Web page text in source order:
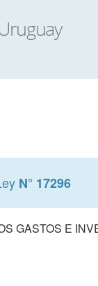
N° 17296
GASTOS E